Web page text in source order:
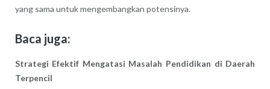
yang sama untuk mengembangkan potensinya.
Baca juga:
Strategi Efektif Mengatasi Masalah Pendidikan di Daerah
Terpencil